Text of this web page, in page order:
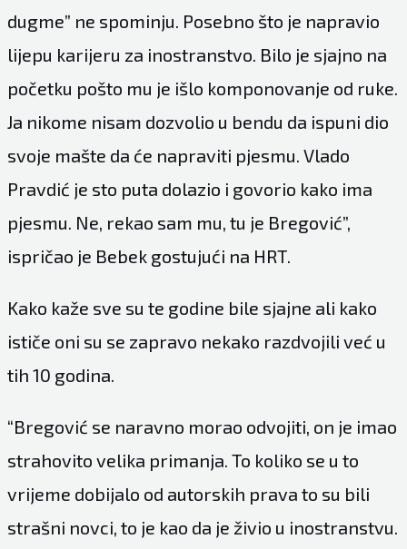
dugme” ne spominju. Posebno što je napravio
lijepu karijeru za inostranstvo. Bilo je sjajno na
početku pošto mu je išlo komponovanje od ruke.
Ja nikome nisam dozvolio u bendu da ispuni dio
svoje mašte da će napraviti pjesmu. Vlado
Pravdić je sto puta dolazio i govorio kako ima
pjesmu. Ne, rekao sam mu, tu je Bregović”,
ispričao je Bebek gostujući na HRT.
Kako kaže sve su te godine bile sjajne ali kako
ističe oni su se zapravo nekako razdvojili već u
tih 10 godina.
“Bregović se naravno morao odvojiti, on je imao
strahovito velika primanja. To koliko se u to
vrijeme dobijalo od autorskih prava to su bili
strašni novci, to je kao da je živio u inostranstvu.